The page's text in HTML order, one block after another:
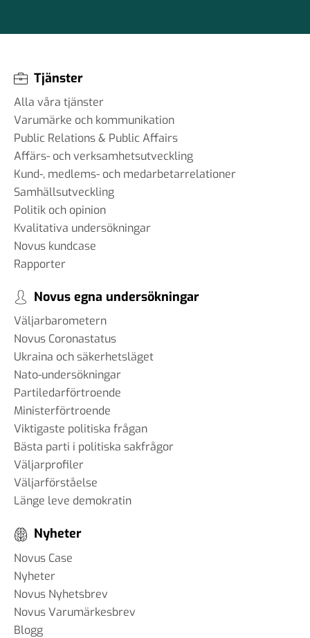
Tjänster
Alla våra tjänster
Varumärke och kommunikation
Public Relations & Public Affairs
Affärs- och verksamhetsutveckling
Kund-, medlems- och medarbetarrelationer
Samhällsutveckling
Politik och opinion
Kvalitativa undersökningar
Novus kundcase
Rapporter
Novus egna undersökningar
Väljarbarometern
Novus Coronastatus
Ukraina och säkerhetsläget
Nato-undersökningar
Partiledarförtroende
Ministerförtroende
Viktigaste politiska frågan
Bästa parti i politiska sakfrågor
Väljarprofiler
Väljarförståelse
Länge leve demokratin
Nyheter
Novus Case
Nyheter
Novus Nyhetsbrev
Novus Varumärkesbrev
Blogg